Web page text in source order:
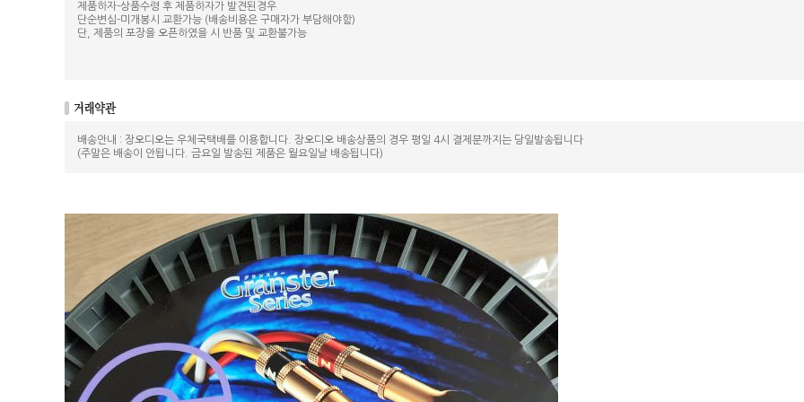
제품하자-상품수령 후 제품하자가 발견된경우
단순변심-미개봉시 교환가능 (배송비용은 구매자가 부담해야함)
단, 제품의 포장을 오픈하였을 시 반품 및 교환불가능
배송안내 : 장오디오는 우체국택배를 이용합니다. 장오디오 배송상품의 경우 평일 4시 결제분까지는 당일발송됩니다
(주말은 배송이 안됩니다. 금요일 발송된 제품은 월요일날 배송됩니다)